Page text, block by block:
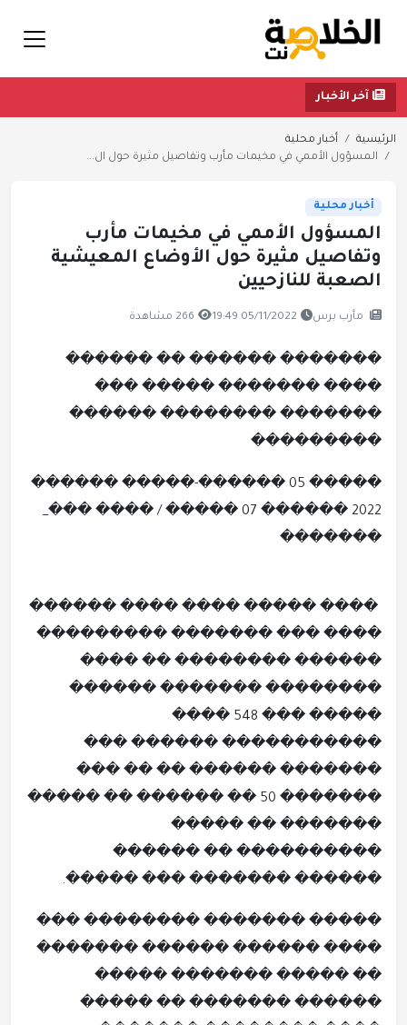
آخر الأخبار
الرئيسية
أخبار محلية
المسؤول الأممي في مخيمات مأرب وتفاصيل مثيرة حول ال...
أخبار محلية
المسؤول الأممي في مخيمات مأرب
وتفاصيل مثيرة حول الأوضاع المعيشية
الصعبة للنازحيين
مأرب برس 05/11/2022 19:49 266 مشاهدة
������� ������ �� ������
���� ������� ����� ���
������� �������� ������
���������
����� 05 ������-����� ������
2022 ������ 07 ����� / ���� ���_
�������
���� ����� ���� ���� ������
���� ��� ������� ���������
������ �������� �� ����
�������� ������� ������
����� ��� 548 ����
����������� ������ ���
������� ������ �� �� ���
������� 50 �� ������ �� �����
������� �� �����
���������� �� ������
������ ������� ��� �����.
����� ������� �������� ���
���� ������ ������ �������
�� ����� ������� �����
������ ������� �� �����